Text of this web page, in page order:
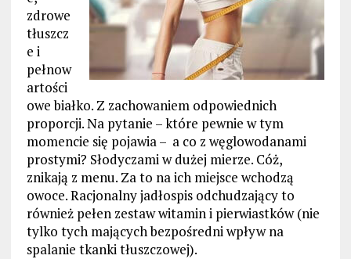
zdrowe
tłuszcz
e i
pełnow
artości
owe białko. Z zachowaniem odpowiednich
proporcji. Na pytanie – które pewnie w tym
momencie się pojawia – a co z węglowodanami
prostymi? Słodyczami w dużej mierze. Cóż,
znikają z menu. Za to na ich miejsce wchodzą
owoce. Racjonalny jadłospis odchudzający to
również pełen zestaw witamin i pierwiastków (nie
tylko tych mających bezpośredni wpływ na
spalanie tkanki tłuszczowej).